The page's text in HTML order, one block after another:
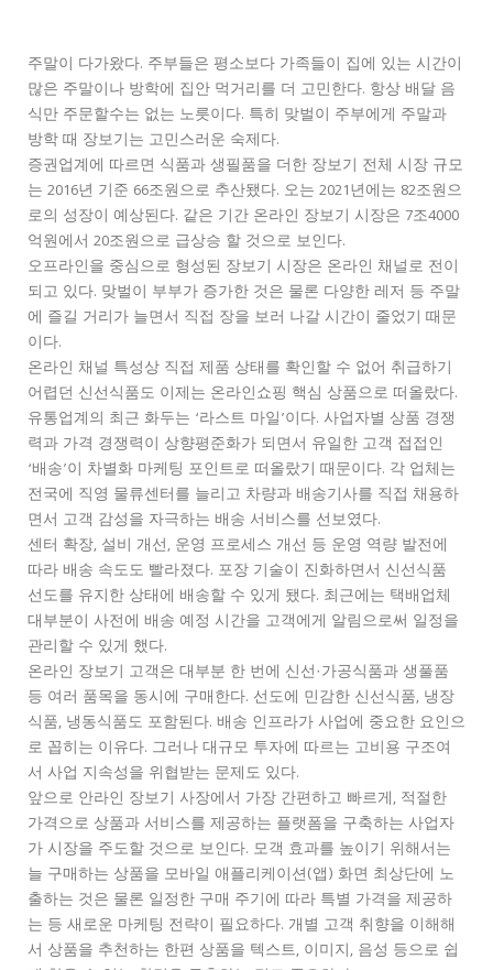
주말이 다가왔다. 주부들은 평소보다 가족들이 집에 있는 시간이
많은 주말이나 방학에 집안 먹거리를 더 고민한다. 항상 배달 음
식만 주문할수는 없는 노릇이다. 특히 맞벌이 주부에게 주말과
방학 때 장보기는 고민스러운 숙제다.
증권업계에 따르면 식품과 생필품을 더한 장보기 전체 시장 규모
는 2016년 기준 66조원으로 추산됐다. 오는 2021년에는 82조원으
로의 성장이 예상된다. 같은 기간 온라인 장보기 시장은 7조4000
억원에서 20조원으로 급상승 할 것으로 보인다.
오프라인을 중심으로 형성된 장보기 시장은 온라인 채널로 전이
되고 있다. 맞벌이 부부가 증가한 것은 물론 다양한 레저 등 주말
에 즐길 거리가 늘면서 직접 장을 보러 나갈 시간이 줄었기 때문
이다.
온라인 채널 특성상 직접 제품 상태를 확인할 수 없어 취급하기
어렵던 신선식품도 이제는 온라인쇼핑 핵심 상품으로 떠올랐다.
유통업계의 최근 화두는 ‘라스트 마일’이다. 사업자별 상품 경쟁
력과 가격 경쟁력이 상향평준화가 되면서 유일한 고객 접접인
‘배송’이 차별화 마케팅 포인트로 떠올랐기 때문이다. 각 업체는
전국에 직영 물류센터를 늘리고 차량과 배송기사를 직접 채용하
면서 고객 감성을 자극하는 배송 서비스를 선보였다.
센터 확장, 설비 개선, 운영 프로세스 개선 등 운영 역량 발전에
따라 배송 속도도 빨라졌다. 포장 기술이 진화하면서 신선식품
선도를 유지한 상태에 배송할 수 있게 됐다. 최근에는 택배업체
대부분이 사전에 배송 예정 시간을 고객에게 알림으로써 일정을
관리할 수 있게 했다.
온라인 장보기 고객은 대부분 한 번에 신선·가공식품과 생풀품
등 여러 품목을 동시에 구매한다. 선도에 민감한 신선식품, 냉장
식품, 냉동식품도 포함된다. 배송 인프라가 사업에 중요한 요인으
로 꼽히는 이유다. 그러나 대규모 투자에 따르는 고비용 구조여
서 사업 지속성을 위협받는 문제도 있다.
앞으로 안라인 장보기 사장에서 가장 간편하고 빠르게, 적절한
가격으로 상품과 서비스를 제공하는 플랫폼을 구축하는 사업자
가 시장을 주도할 것으로 보인다. 모객 효과를 높이기 위해서는
늘 구매하는 상품을 모바일 애플리케이션(앱) 화면 최상단에 노
출하는 것은 물론 일정한 구매 주기에 따라 특별 가격을 제공하
는 등 새로운 마케팅 전략이 필요하다. 개별 고객 취향을 이해해
서 상품을 추천하는 한편 상품을 텍스트, 이미지, 음성 등으로 쉽